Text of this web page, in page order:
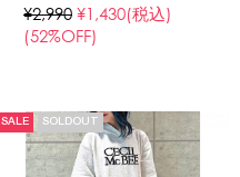
¥2,990 ¥1,430(税込)
(52%OFF)
SALE SOLDOUT